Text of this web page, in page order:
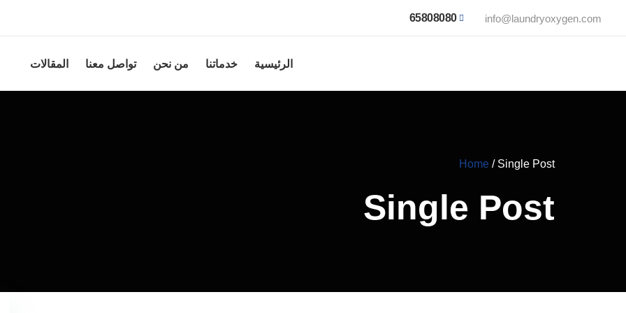
info@laundryoxygen.com
65808080
الرئيسية خدماتنا من نحن تواصل معنا المقالات
Home / Single Post
Single Post